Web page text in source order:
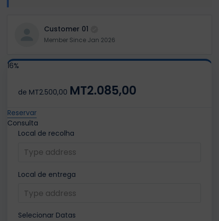
Customer 01
Member Since Jan 2026
16%
de MT2.500,00 MT2.085,00
Reservar
Consulta
Local de recolha
Local de entrega
Selecionar Datas